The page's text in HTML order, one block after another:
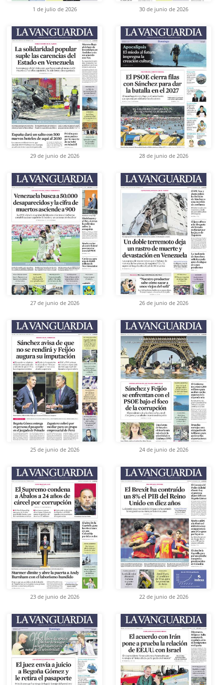
1 de julio de 2026 30 de junio de 2026
29 de junio de 2026 28 de junio de 2026
27 de junio de 2026 26 de junio de 2026
25 de junio de 2026 24 de junio de 2026
23 de junio de 2026 22 de junio de 2026